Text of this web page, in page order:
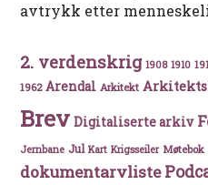
avtrykk etter
2. verdenskrig 1908 1910
1962 Arendal Arkitekt
Brev Digitaliserte arkiv
Jernbane Jul Kart Krigsseiler Møtebok
dokumentarvliste